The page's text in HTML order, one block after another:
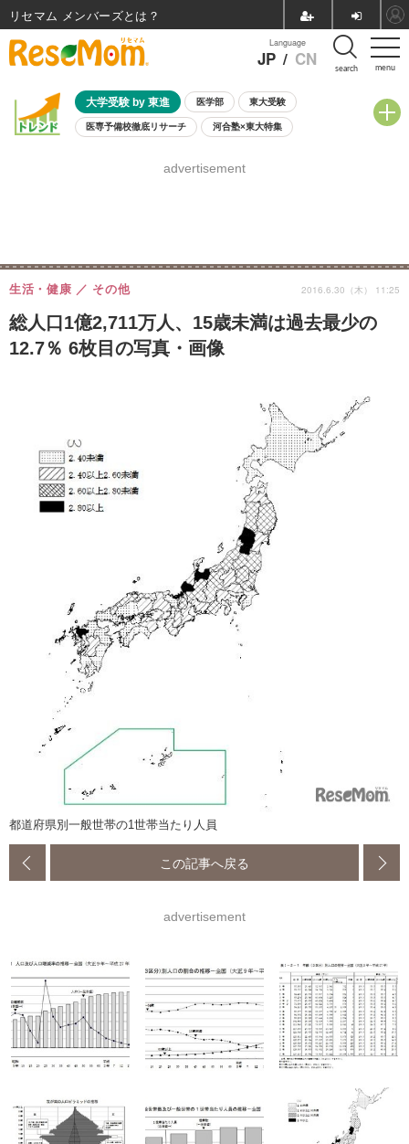
menu
Language
JP / CN search
大学受験 by 東進 医学部 東大受験
医専予備校徹底リサーチ 河合塾×東大特集
8月開催学校説明会・相談会
advertisement
総人口1億2,711万人、15歳未満は過去最少の
12.7％ 6枚目の写真・画像
生活・健康 その他 2016.6.30（木） 11:25
都道府県別一般世帯の1世帯当たり人員
この記事へ戻る
advertisement
リセマム メンバーズ